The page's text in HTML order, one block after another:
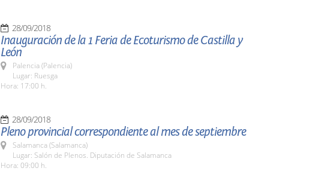
28/09/2018
Inauguración de la 1 Feria de Ecoturismo de Castilla y
León
Palencia (Palencia)
Lugar: Ruesga
Hora: 17:00 h.
28/09/2018
Pleno provincial correspondiente al mes de septiembre
Salamanca (Salamanca)
Lugar: Salón de Plenos. Diputación de Salamanca
Hora: 09:00 h.